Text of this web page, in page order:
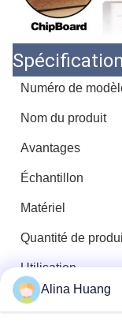
Spécification
Numéro de
Nom du produit
Avantages
Échantillon
Matériel
Quantité de
Utilisation
Nos
Alina Huang